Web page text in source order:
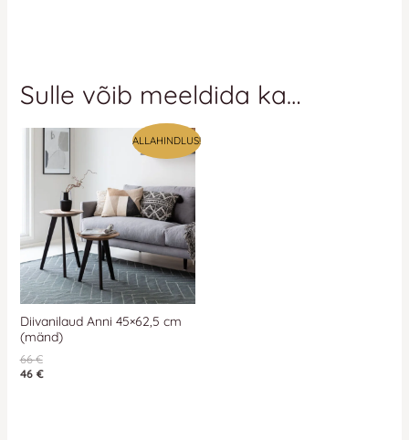
Sulle võib meeldida ka…
ALLAHINDLUS!
Diivanilaud Anni 45×62,5 cm
(mänd)
66€
46 €